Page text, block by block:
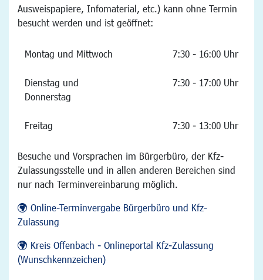
Ausweispapiere, Infomaterial, etc.) kann ohne Termin
besucht werden und ist geöffnet:
Montag und Mittwoch 7:30 - 16:00 Uhr
Dienstag und
Donnerstag
7:30 - 17:00 Uhr
Freitag 7:30 - 13:00 Uhr
Besuche und Vorsprachen im Bürgerbüro, der Kfz-
Zulassungsstelle und in allen anderen Bereichen sind
nur nach Terminvereinbarung möglich.
Online-Terminvergabe Bürgerbüro und Kfz-
Zulassung
Kreis Offenbach - Onlineportal Kfz-Zulassung
(Wunschkennzeichen)